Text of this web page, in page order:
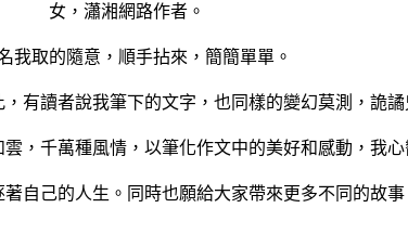
女，瀟湘網路作者。
我取的隨意，順手拈來，簡簡單單。
有讀者說我筆下的文字，也同樣的變幻莫測，詭譎
，千萬種風情，以筆化作文中的美好和感動，我心
自己的人生。同時也願給大家帶來更多不同的故事